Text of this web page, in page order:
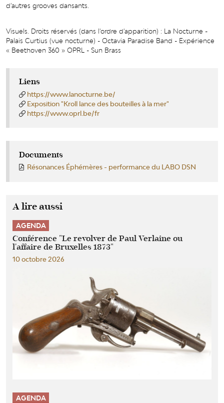
d'autres grooves dansants.
Visuels. Droits réservés (dans l'ordre d'apparition) : La Nocturne -
Palais Curtius (vue nocturne) - Octavia Paradise Band - Expérience
« Beethoven 360 » OPRL - Sun Brass
Liens
https://www.lanocturne.be/
Exposition "Kroll lance des bouteilles à la mer"
https://www.oprl.be/fr
Documents
Résonances Éphémères - performance du LABO DSN
A lire aussi
AGENDA
Conférence "Le revolver de Paul Verlaine ou
l'affaire de Bruxelles 1873"
10 octobre 2026
AGENDA